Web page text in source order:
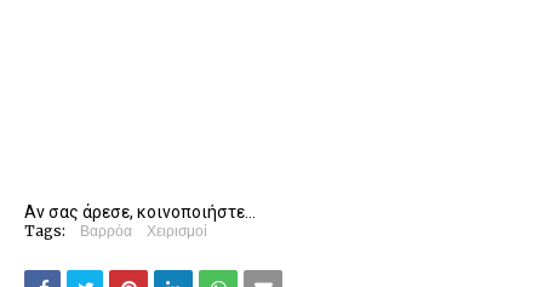
Αν σας άρεσε, κοινοποιήστε...
Tags: Βαρρόα Χειρισμοί